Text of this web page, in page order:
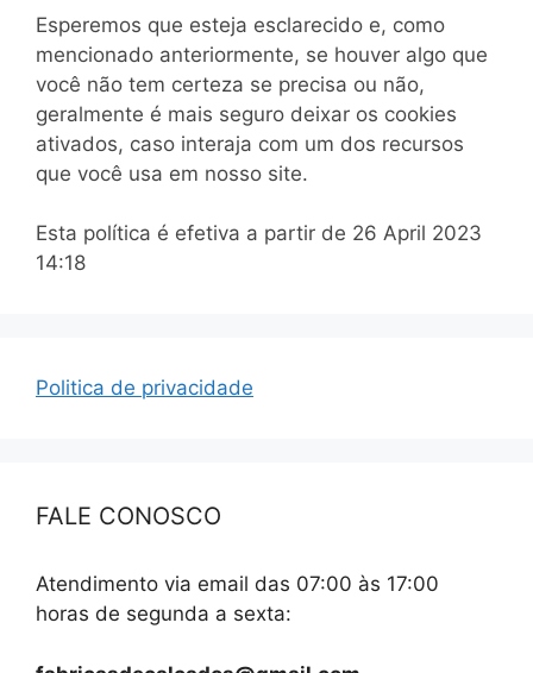
Esperemos que esteja esclarecido e, como
mencionado anteriormente, se houver algo que
você não tem certeza se precisa ou não,
geralmente é mais seguro deixar os cookies
ativados, caso interaja com um dos recursos
que você usa em nosso site.
Esta política é efetiva a partir de 26 April 2023
14:18
Politica de privacidade
FALE CONOSCO
Atendimento via email das 07:00 às 17:00
horas de segunda a sexta: